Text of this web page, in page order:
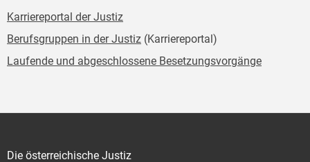
Karriereportal der Justiz
Berufsgruppen in der Justiz (Karriereportal)
Laufende und abgeschlossene Besetzungsvorgänge
Die österreichische Justiz